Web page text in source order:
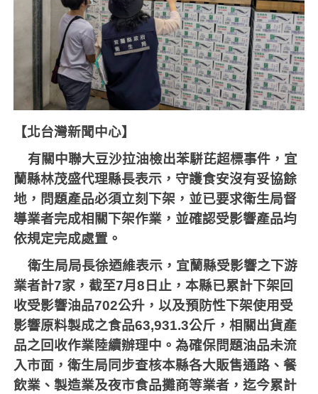
【北台灣新聞中心】
有關中聯大豆沙拉油檢出苯駢芘超標事件，宜
蘭縣林茂盛代理縣長表示，守護食安沒有妥協餘
地，問題產品必須立刻下架，並已要求衛生局督
導業者完成相關下架作業，並確認受影響產品均
依規定完成處置。
衛生局局長徐迺維表示，宜蘭縣受影響之下游
業者計7家，截至7月8日止，本縣已累計下架回
收受影響油品702公升，以及預防性下架使用受
影響原料製成之食品63,931.3公斤，相關出貨產
品之回收作業陸續辦理中。為確保問題油品未流
入市面，衛生局同步查核本縣各大販售通路、餐
飲業、製造業及夜市食品攤商等業者，迄今累計